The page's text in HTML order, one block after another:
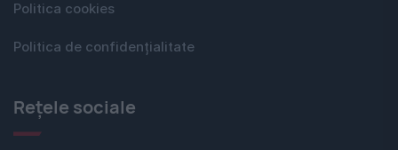
Politica cookies
Politica de confidențialitate
Rețele sociale